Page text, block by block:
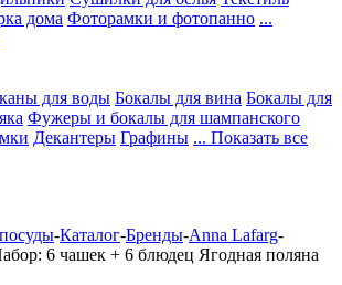
дома Фоторамки и фотопанно ...
для воды Бокалы для вина Бокалы для
Фужеры и бокалы для шампанского
Декантеры Графины ... Показать все
-Каталог-Бренды-Anna Lafarg-
6 чашек + 6 блюдец Ягодная поляна